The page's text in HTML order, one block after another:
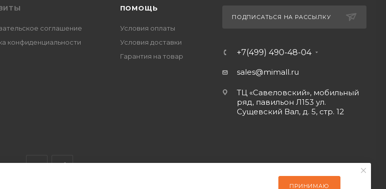
соглашение
конфиденциальности
ПОМОЩЬ
Условия оплаты
Условия доставки
Гарантия на товар
ПОДПИСАТЬСЯ НА РАССЫЛКУ
+7(499) 490-48-04
sales@mimall.ru
ТЦ «Савеловский», мобильный
ряд, павильон Л153 ул.
Сущевский Вал, д. 5, стр. 12
ПРИНИМАЮ